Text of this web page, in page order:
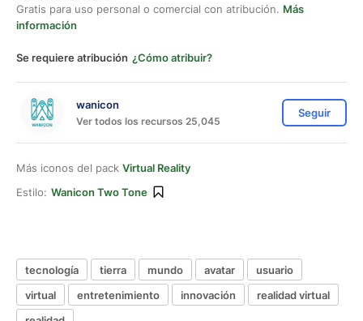
Gratis para uso personal o comercial con atribución. Más
información
Se requiere atribución ¿Cómo atribuir?
wanicon
Ver todos los recursos 25,045
Seguir
Más iconos del pack Virtual Reality
Estilo: Wanicon Two Tone
tecnología tierra mundo avatar
usuario
virtual
entretenimiento innovación
realidad virtual